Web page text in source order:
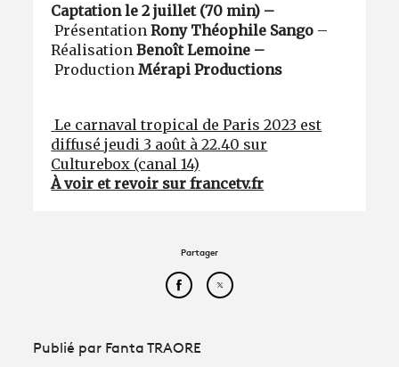
Captation le 2 juillet (70 min) –
PrésentationRony Théophile Sango –
RéalisationBenoît Lemoine –
ProductionMérapi Productions
Le carnaval tropical de Paris 2023 est
diffusé jeudi 3 août à 22.40 sur
Culturebox (canal 14)
À voir et revoir sur francetv.fr
Partager
Partager cet article sur
Partager cet article sur
Publié par Fanta TRAORE